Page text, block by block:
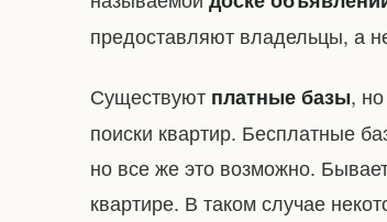
предоставляют владельцы, а
Существуют платные базы,
поиски квартир. Бесплатные
но все же это возможно.
квартире. В таком случае